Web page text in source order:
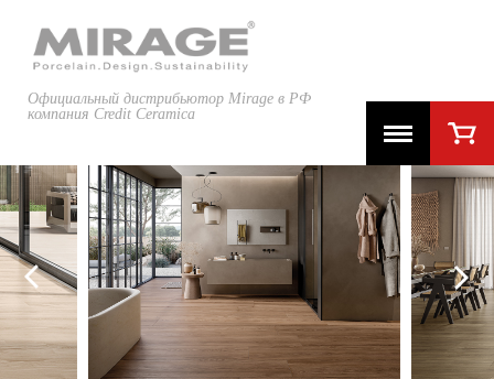
Официальный дистрибьютор Mirage в РФ
компания Credit Ceramica